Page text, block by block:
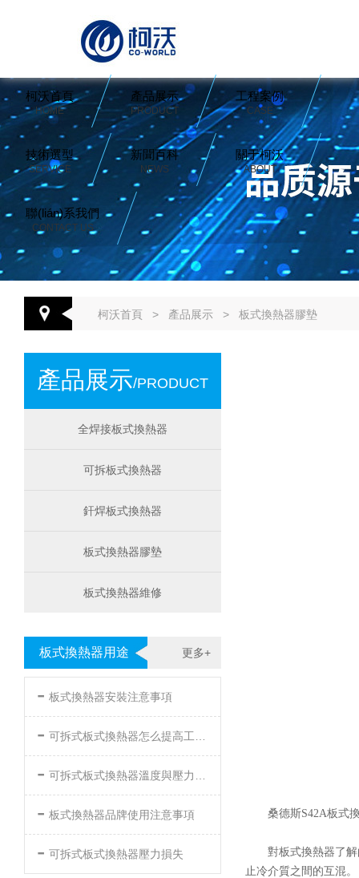
柯沃首頁
HOME
產品展示
PRODUCT
工程案例
CASE
技術選型
SERVICE
新聞百科
NEWS
關于柯沃
ABOUT
聯(lián)系我們
CONTACT US
柯沃首頁 > 產品展示 > 板式換熱器膠墊
產品展示/PRODUCT
全焊接板式換熱器
可拆板式換熱器
釬焊板式換熱器
板式換熱器膠墊
板式換熱器維修
更多+
板式換熱器用途
- 板式換熱器安裝注意事項
- 可拆式板式換熱器怎么提高工作效率
- 可拆式板式換熱器溫度與壓力的要求
- 板式換熱器品牌使用注意事項
- 可拆式板式換熱器壓力損失
桑德斯S42A板式
對板式換熱器了解
止冷介質之間的互混。